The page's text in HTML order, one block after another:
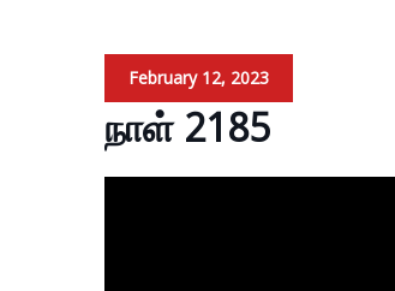
February 12, 2023
நாள் 2185